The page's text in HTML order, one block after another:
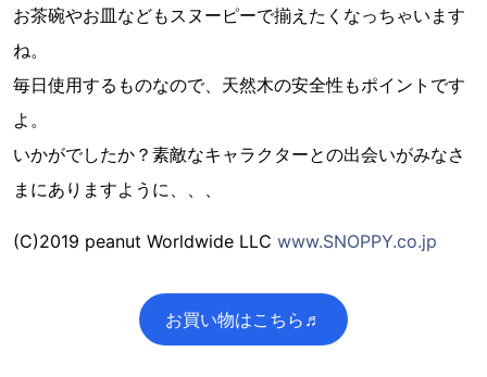
お茶碗やお皿などもスヌーピーで揃えたくなっちゃいます
ね。
毎日使用するものなので、天然木の安全性もポイントです
よ。
いかがでしたか？素敵なキャラクターとの出会いがみなさ
まにありますように、、、
(C)2019 peanut Worldwide LLC www.SNOPPY.co.jp
お買い物はこちら♬